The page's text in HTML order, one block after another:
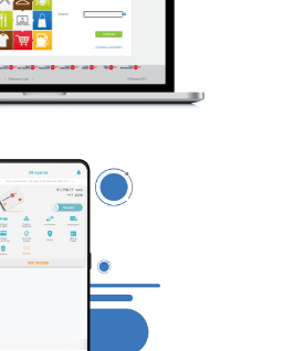
reportes de gastos y
en segundos.Tener
valiosa para su
Inteligente recopila y
manera automática ante el
la comprobación de